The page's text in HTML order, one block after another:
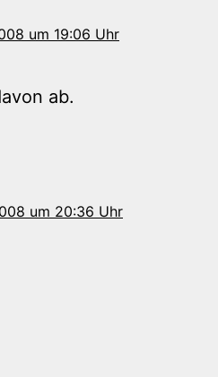
um 19:06 Uhr
ab.
um 20:36 Uhr